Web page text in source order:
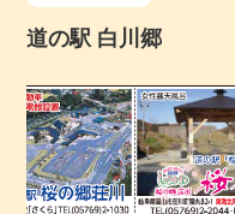
道の駅 白川郷